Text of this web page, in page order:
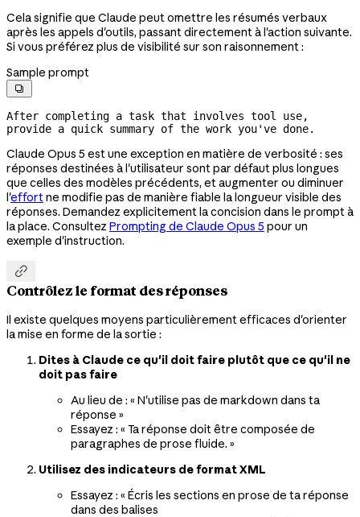
Cela signifie que Claude peut omettre les résumés verbaux
après les appels d'outils, passant directement à l'action suivante.
Si vous préférez plus de visibilité sur son raisonnement :
Sample prompt

After completing a task that involves tool use,
provide a quick summary of the work you've done.
Claude Opus 5 est une exception en matière de verbosité : ses
réponses destinées à l'utilisateur sont par défaut plus longues
que celles des modèles précédents, et augmenter ou diminuer
l'effortne modifie pas de manière fiable la longueur visible des
réponses. Demandez explicitement la concision dans le prompt à
la place. Consultez Prompting de Claude Opus 5 pour un
exemple d'instruction.

Contrôlez le format des réponses
Il existe quelques moyens particulièrement efficaces d'orienter
la mise en forme de la sortie :
Dites à Claude ce qu'il doit faire plutôt que ce qu'il ne
doit pas faire
Au lieu de : « N'utilise pas de markdown dans ta
réponse »
Essayez : « Ta réponse doit être composée de
paragraphes de prose fluide. »
Utilisez des indicateurs de format XML
Essayez : « Écris les sections en prose de ta réponse
dans des balises